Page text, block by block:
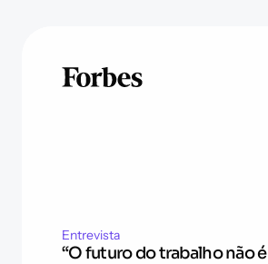
Entrevista
“O futuro do trabalho não é